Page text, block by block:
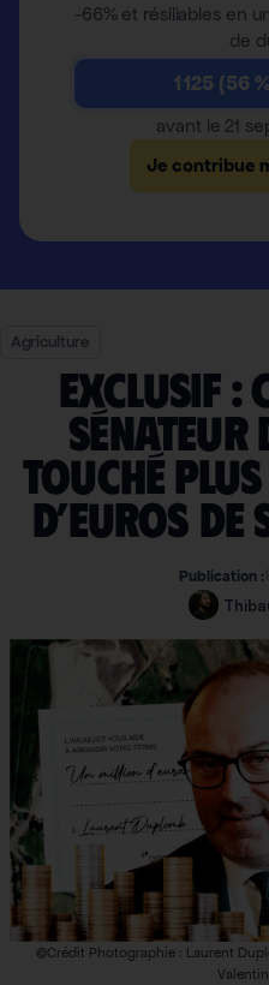
-66% et résiliables en
de
1 125 (56
avant le 21
Je contribue
Agriculture
Exclusif :
sénateur
touché
d’euros
Publication :
©Crédit Photographie : Laurent